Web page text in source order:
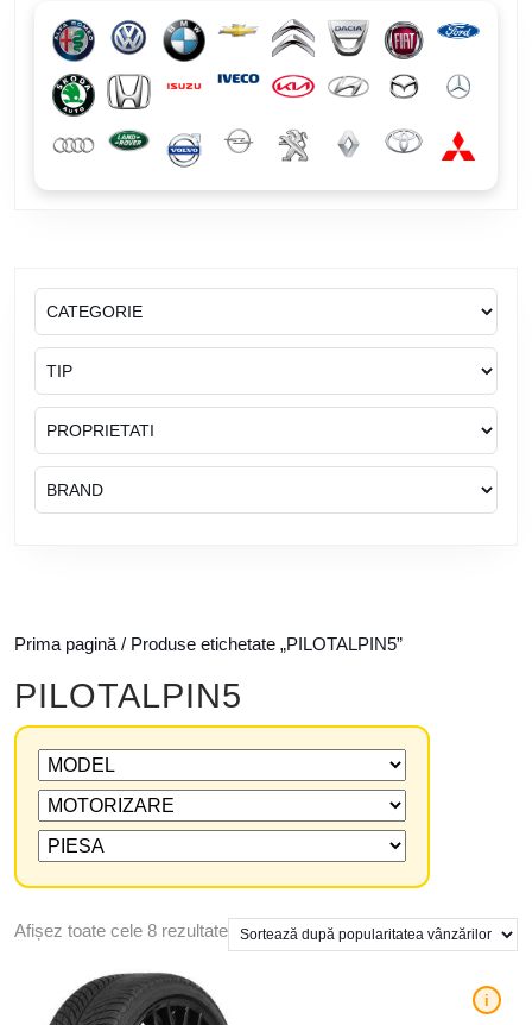
Prima pagină / Produse etichetate „PILOTALPIN5”
PILOTALPIN5
Afișez toate cele 8 rezultate
i